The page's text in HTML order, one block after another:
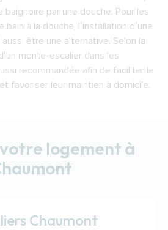
baignoire par une douche. Pour les
à la douche, l’installation d’une
être une alternative. Selon la
monte-escalier dans les
recommandée afin de faciliter le
favoriser leur maintien à domicile.
logement à
Chaumont